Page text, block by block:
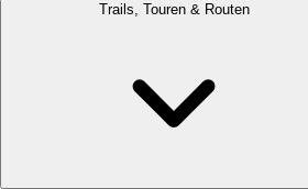
Trails, Touren & Routen